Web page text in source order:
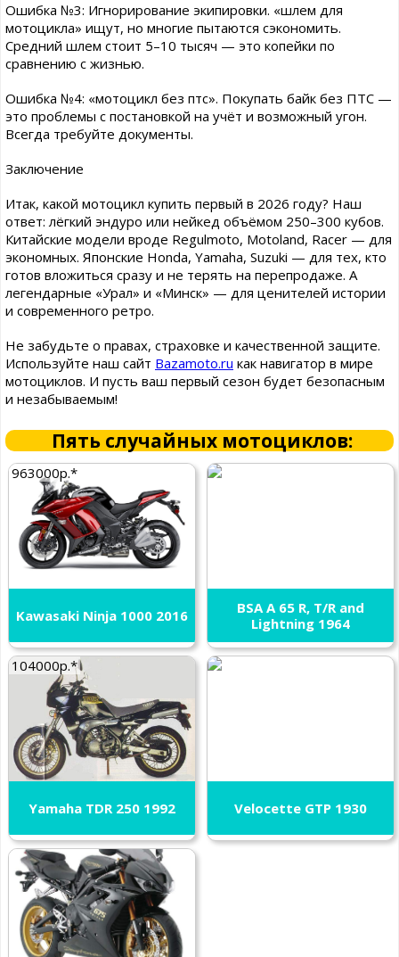
Ошибка №3: Игнорирование экипировки. «шлем для
мотоцикла» ищут, но многие пытаются сэкономить.
Средний шлем стоит 5–10 тысяч — это копейки по
сравнению с жизнью.
Ошибка №4: «мотоцикл без птс». Покупать байк без ПТС —
это проблемы с постановкой на учёт и возможный угон.
Всегда требуйте документы.
Заключение
Итак, какой мотоцикл купить первый в 2026 году? Наш
ответ: лёгкий эндуро или нейкед объёмом 250–300 кубов.
Китайские модели вроде Regulmoto, Motoland, Racer — для
экономных. Японские Honda, Yamaha, Suzuki — для тех, кто
готов вложиться сразу и не терять на перепродаже. А
легендарные «Урал» и «Минск» — для ценителей истории
и современного ретро.
Не забудьте о правах, страховке и качественной защите.
Используйте наш сайт Bazamoto.ru как навигатор в мире
мотоциклов. И пусть ваш первый сезон будет безопасным
и незабываемым!
Пять случайных мотоциклов:
963000р.*
Kawasaki Ninja 1000 2016
BSA A 65 R, T/R and
Lightning 1964
104000р.*
Yamaha TDR 250 1992 Velocette GTP 1930